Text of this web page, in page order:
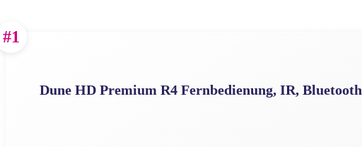
#1
Dune HD Premium R4 Fernbedienung, IR, Bluetooth